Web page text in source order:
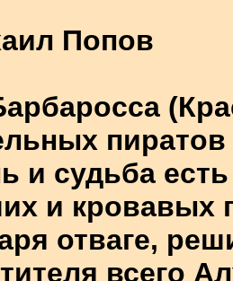
Попов
и судьба
и кровавых
отваге,
всего